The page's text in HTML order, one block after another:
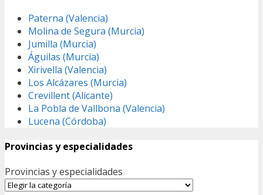
Paterna (Valencia)
Molina de Segura (Murcia)
Jumilla (Murcia)
Águilas (Murcia)
Xirivella (Valencia)
Los Alcázares (Murcia)
Crevillent (Alicante)
La Pobla de Vallbona (Valencia)
Lucena (Córdoba)
Provincias y especialidades
Provincias y especialidades